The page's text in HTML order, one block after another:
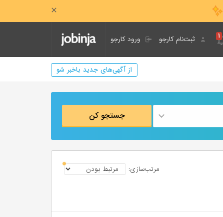
ورود کارجو ثبت‌نام کارجو ۱
از آگهی‌های جدید باخبر شو
جستجو کن
مرتب‌سازی: